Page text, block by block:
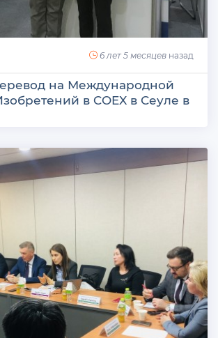
6 лет 5 месяцев назад
на Международной
в COEX в Сеуле в